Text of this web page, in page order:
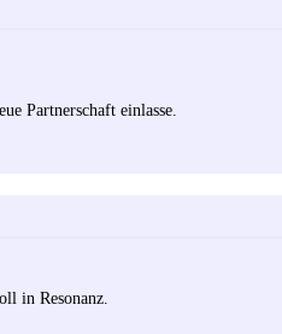
Partnerschaft einlasse.
in Resonanz.